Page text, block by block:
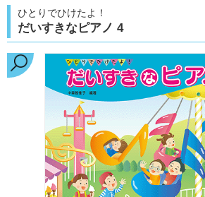
ひとりでひけたよ！
だいすきなピアノ 4